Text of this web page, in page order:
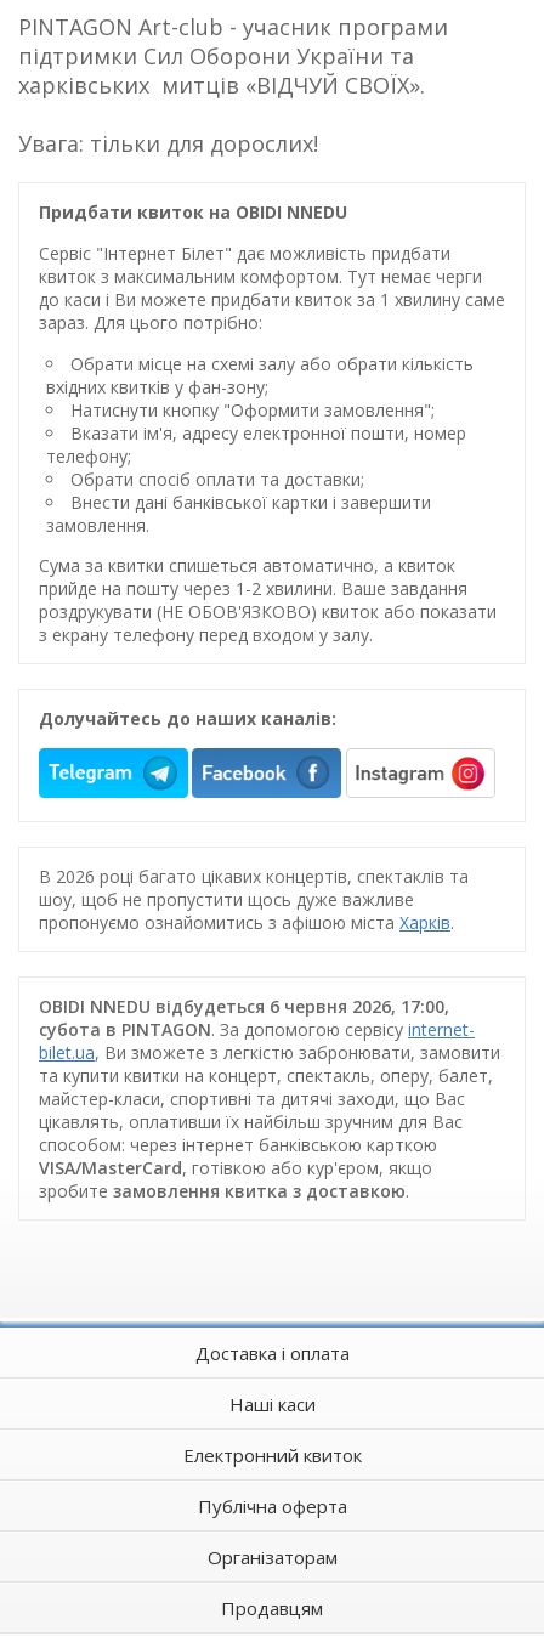
PINTAGON Art-club - учасник програми
підтримки Сил Оборони України та
харківських митців «ВІДЧУЙ СВОЇХ».
Увага: тільки для дорослих!
Придбати квиток на OBIDI NNEDU
Сервіс "Інтернет Білет" дає можливість придбати
квиток з максимальним комфортом. Тут немає черги
до каси і Ви можете придбати квиток за 1 хвилину саме
зараз. Для цього потрібно:
Обрати місце на схемі залу або обрати кількість
вхідних квитків у фан-зону;
Натиснути кнопку "Оформити замовлення";
Вказати ім'я, адресу електронної пошти, номер
телефону;
Обрати спосіб оплати та доставки;
Внести дані банківської картки і завершити
замовлення.
Сума за квитки спишеться автоматично, а квиток
прийде на пошту через 1-2 хвилини. Ваше завдання
роздрукувати (НЕ ОБОВ'ЯЗКОВО) квиток або показати
з екрану телефону перед входом у залу.
Долучайтесь до наших каналів:
В 2026 році багато цікавих концертів, спектаклів та
шоу, щоб не пропустити щось дуже важливе
пропонуємо ознайомитись з афішою міста Харків.
OBIDI NNEDU відбудеться 6 червня 2026, 17:00,
субота в PINTAGON. За допомогою сервісу internet-
bilet.ua, Ви зможете з легкістю забронювати, замовити
та купити квитки на концерт, спектакль, оперу, балет,
майстер-класи, спортивні та дитячі заходи, що Вас
цікавлять, оплативши їх найбільш зручним для Вас
способом: через інтернет банківською карткою
VISA/MasterCard, готівкою або кур'єром, якщо
зробите замовлення квитка з доставкою.
Доставка і оплата
Наші каси
Електронний квиток
Публічна оферта
Організаторам
Продавцям